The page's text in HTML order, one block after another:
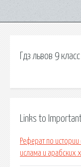
Гдз львов 9
Links to
Реферат по
ислама и арабских